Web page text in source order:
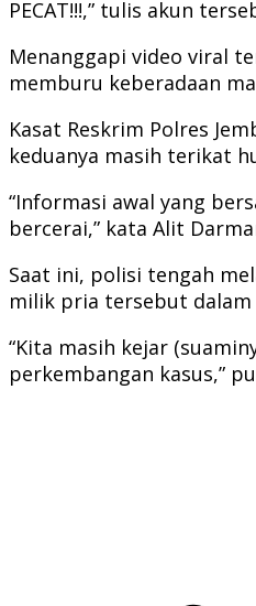
PECAT!!!,” tulis akun
Menanggapi video viral
memburu keberadaan
Kasat Reskrim Polres
keduanya masih terikat
“Informasi awal yang
bercerai,” kata Alit
Saat ini, polisi tengah
milik pria tersebut
“Kita masih kejar
perkembangan kasus,”